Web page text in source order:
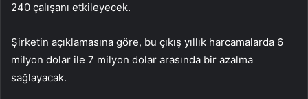
240 çalışanı etkileyecek.
Şirketin açıklamasına göre, bu çıkış yıllık harcamalarda 6
milyon dolar ile 7 milyon dolar arasında bir azalma
sağlayacak.